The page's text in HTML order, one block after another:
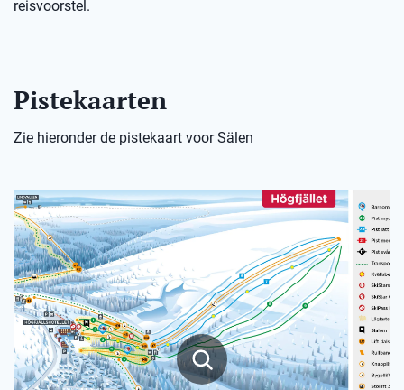
reisvoorstel.
Pistekaarten
Zie hieronder de pistekaart voor Sälen